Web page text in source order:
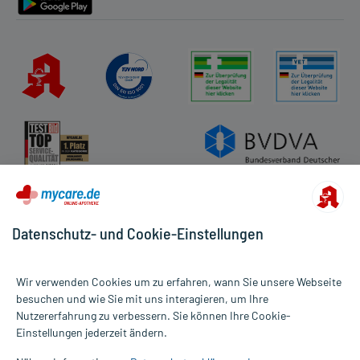
Alle Preise gelten inkl. MwSt., ggf. zzgl. Versandkosten
Informationen auf dieser Website werden ausschließlich für
Datenschutz- und Cookie-Einstellungen
Wir verwenden Cookies um zu erfahren, wann Sie unsere Webseite
besuchen und wie Sie mit uns interagieren, um Ihre
Nutzererfahrung zu verbessern. Sie können Ihre Cookie-
Einstellungen jederzeit ändern.